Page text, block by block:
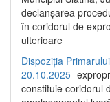
declanşarea
în coridorul de
ulterioare
Dispoziția
20.10.2025-
constituie coridorul